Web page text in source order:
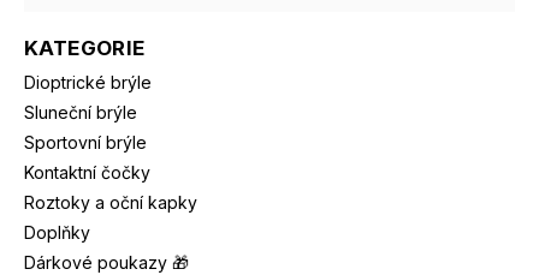
KATEGORIE
Dioptrické brýle
Sluneční brýle
Sportovní brýle
Kontaktní čočky
Roztoky a oční kapky
Doplňky
Dárkové poukazy 🎁